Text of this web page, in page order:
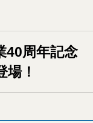
40周年記念
！